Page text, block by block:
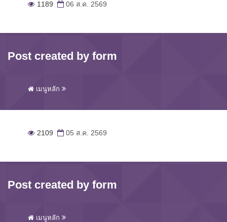
1189 06 ส.ค. 2569
Post created by form
เมนูหลัก
2109 05 ส.ค. 2569
Post created by form
เมนูหลัก